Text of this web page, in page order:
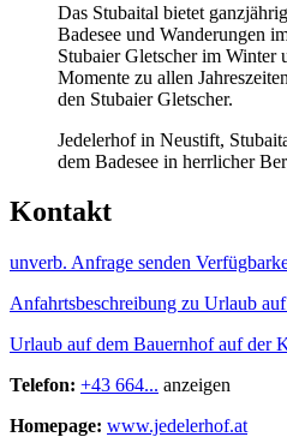
Das Stubaital bietet
Badesee und Wanderungen
Stubaier Gletscher im Winter
Momente zu allen
den Stubaier Gletscher.
Jedelerhof in Neustift,
dem Badesee in herrlicher
Kontakt
unverb. Anfrage senden
Anfahrtsbeschreibung zu Urlaub
Urlaub auf dem Bauernhof auf der
Telefon: +43 664... anzeigen
Homepage: www.jedelerhof.at